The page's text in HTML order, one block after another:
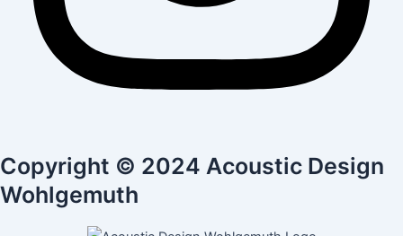
Copyright © 2024 Acoustic Design
Wohlgemuth